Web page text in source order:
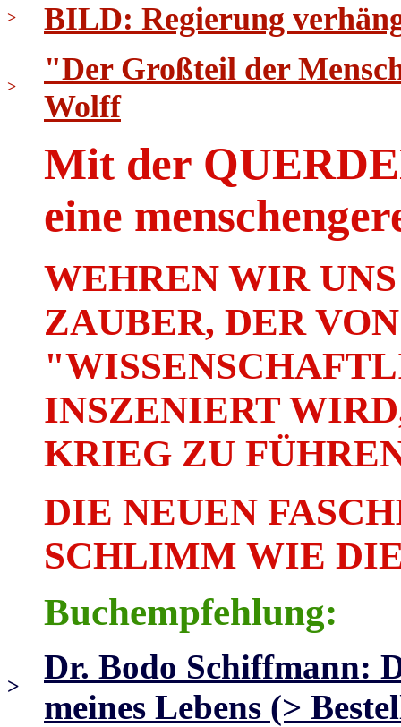
> BILD: Regierung
>
"Der Großteil der
Wolff
Mit der
eine
WEHREN WIR
ZAUBER, DER
INSZENIERT
KRIEG ZU
DIE NEUEN
SCHLIMM WIE
Buchempfehlung:
>
Dr. Bodo Schiffmann:
meines Lebens (>